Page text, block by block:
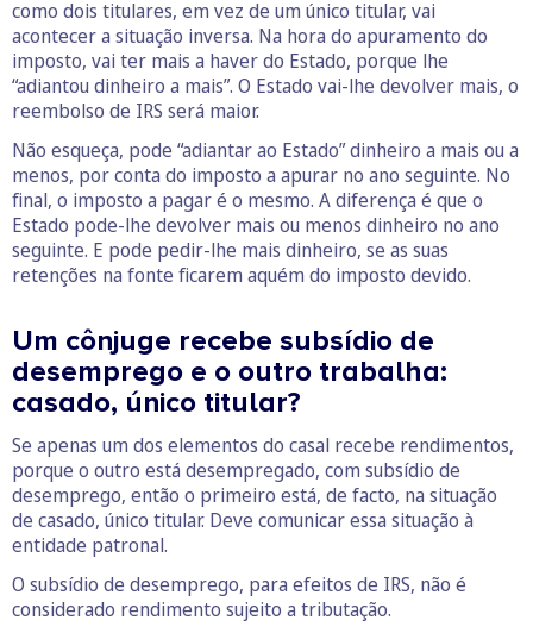
como dois titulares, em vez de um único titular, vai
acontecer a situação inversa. Na hora do apuramento do
imposto, vai ter mais a haver do Estado, porque lhe
“adiantou dinheiro a mais”. O Estado vai-lhe devolver mais, o
reembolso de IRS será maior.
Não esqueça, pode “adiantar ao Estado” dinheiro a mais ou a
menos, por conta do imposto a apurar no ano seguinte. No
final, o imposto a pagar é o mesmo. A diferença é que o
Estado pode-lhe devolver mais ou menos dinheiro no ano
seguinte. E pode pedir-lhe mais dinheiro, se as suas
retenções na fonte ficarem aquém do imposto devido.
Um cônjuge recebe subsídio de
desemprego e o outro trabalha:
casado, único titular?
Se apenas um dos elementos do casal recebe rendimentos,
porque o outro está desempregado, com subsídio de
desemprego, então o primeiro está, de facto, na situação
de casado, único titular. Deve comunicar essa situação à
entidade patronal.
O subsídio de desemprego, para efeitos de IRS, não é
considerado rendimento sujeito a tributação.